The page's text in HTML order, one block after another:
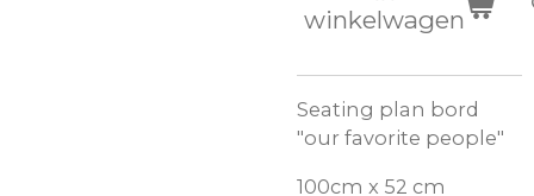
winkelwagen
Seating plan bord
"our favorite people"
100cm x 52 cm